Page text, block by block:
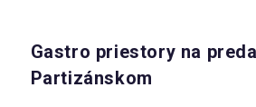
Gastro priestory na
Partizánskom